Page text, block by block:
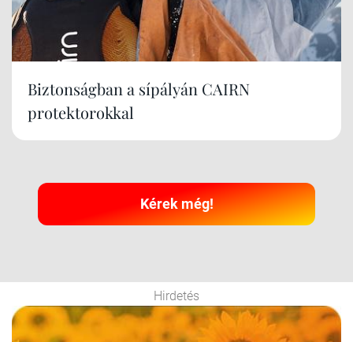
Biztonságban a sípályán CAIRN
protektorokkal
Kérek még!
Hirdetés